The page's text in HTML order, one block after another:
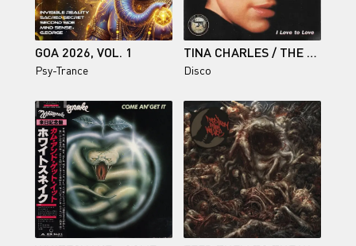
GOA 2026, VOL. 1
Psy-Trance
TINA CHARLES / THE BEST OF TINA CHARLES (I LOVE TO LOVE)
Disco